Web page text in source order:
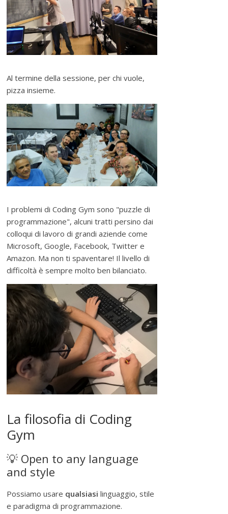
Al termine della sessione, per chi vuole,
pizza insieme.
I problemi di Coding Gym sono "puzzle di
programmazione", alcuni tratti persino dai
colloqui di lavoro di grandi aziende come
Microsoft, Google, Facebook, Twitter e
Amazon. Ma non ti spaventare! Il livello di
difficoltà è sempre molto ben bilanciato.
La filosofia di Coding
Gym
💡 Open to any language
and style
Possiamo usare qualsiasi linguaggio, stile
e paradigma di programmazione.